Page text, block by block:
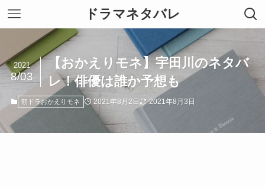
ドラマネタバレ
【おかえりモネ】宇田川のネタバ
レ！俳優は誰か予想も
2021
8/03
朝ドラおかえりモネ 2021年8月2日 2021年8月3日